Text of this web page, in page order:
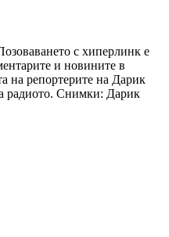
с хиперлинк е
и новините в
на репортерите на Дарик
радиото. Снимки: Дарик